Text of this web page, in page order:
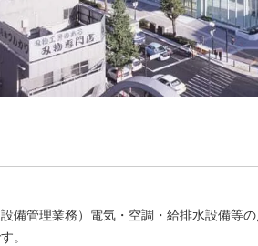
備管理業務）電気・空調・給排水設備等
。